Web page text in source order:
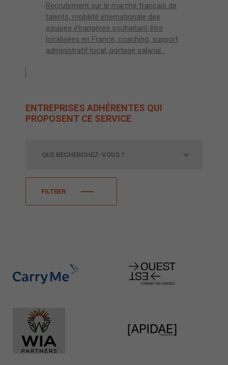
Recrutement sur le marché français de
talents, mobilité internationale des
équipes étrangères souhaitant être
localisées en France, coaching, support
administratif local, portage salarial…
ENTREPRISES ADHÉRENTES QUI
PROPOSENT CE SERVICE
FILTRER